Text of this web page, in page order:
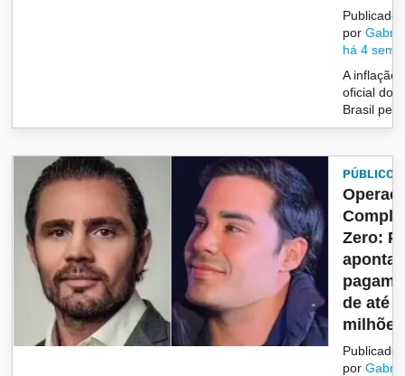
Publicado
por
há 4
A inflação
oficial do
Brasil pe...
PÚBLICO
Zero:
aponta
de até
Publicado
por